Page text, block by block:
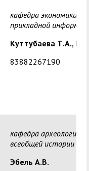
по
работе
студентов и
о доходах
ректору
и
кафедра экономики,
прикладной
Куттубаева Т.А.,
83882267190
кафедра археологии и
всеобщей истории
Эбель А.В.